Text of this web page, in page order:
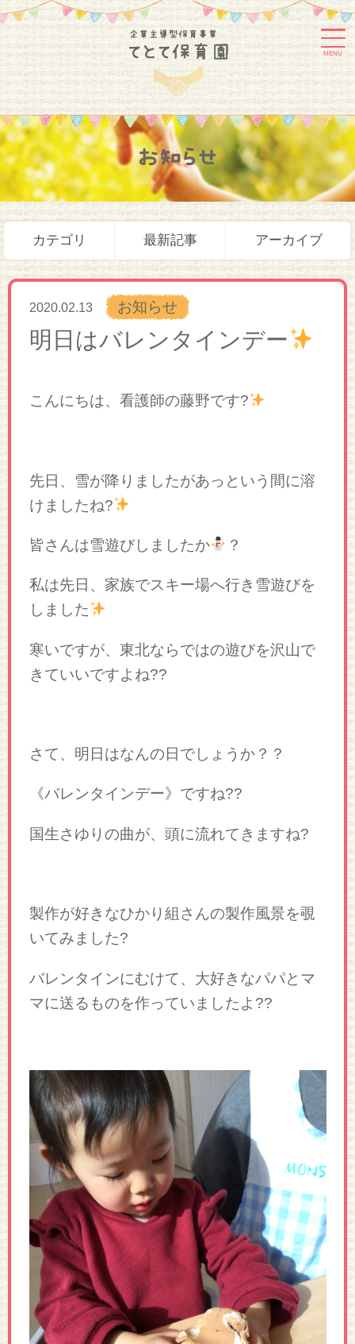
MENU
お知らせ
カテゴリ 最新記事 アーカイブ
2020.02.13 お知らせ
明日はバレンタインデー
こんにちは、看護師の藤野です?
先日、雪が降りましたがあっという間に溶
けましたね?
皆さんは雪遊びしましたか ？
私は先日、家族でスキー場へ行き雪遊びを
しました
寒いですが、東北ならではの遊びを沢山で
きていいですよね??
さて、明日はなんの日でしょうか？？
《バレンタインデー》ですね??
国生さゆりの曲が、頭に流れてきますね?
製作が好きなひかり組さんの製作風景を覗
いてみました?
バレンタインにむけて、大好きなパパとマ
マに送るものを作っていましたよ??